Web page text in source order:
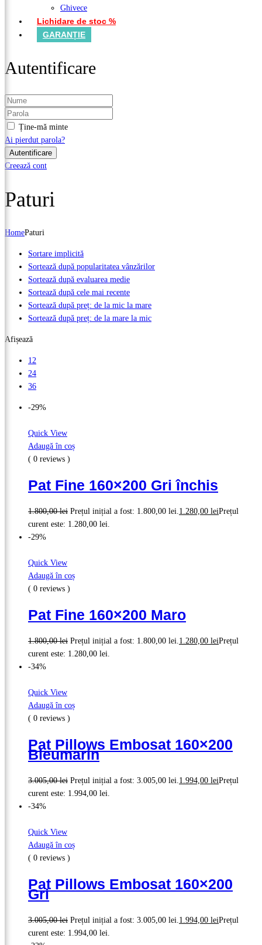
Ghivece
Lichidare de stoc %
GARANȚIE
Autentificare
Ține-mă minte
Ai pierdut parola?
Creează cont
Paturi
HomePaturi
Sortare implicită
Sortează după popularitatea vânzărilor
Sortează după evaluarea medie
Sortează după cele mai recente
Sortează după preț: de la mic la mare
Sortează după preț: de la mare la mic
Afișează
12
24
36
-29%
Quick View
Adaugă în coș
( 0 reviews )
Pat Fine 160×200 Gri închis
1.800,00lei Prețul inițial a fost: 1.800,00 lei.1.280,00 leiPrețul
curent este: 1.280,00 lei.
-29%
Quick View
Adaugă în coș
( 0 reviews )
Pat Fine 160×200 Maro
1.800,00lei Prețul inițial a fost: 1.800,00 lei.1.280,00 leiPrețul
curent este: 1.280,00 lei.
-34%
Quick View
Adaugă în coș
( 0 reviews )
Pat Pillows Embosat 160×200
Bleumarin
3.005,00lei Prețul inițial a fost: 3.005,00 lei.1.994,00 leiPrețul
curent este: 1.994,00 lei.
-34%
Quick View
Adaugă în coș
( 0 reviews )
Pat Pillows Embosat 160×200
Gri
3.005,00lei Prețul inițial a fost: 3.005,00 lei.1.994,00 leiPrețul
curent este: 1.994,00 lei.